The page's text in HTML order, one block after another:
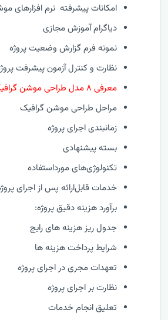
امکانات پیشرفته نرم افزارهای
دیاگرام آموزش مجازی
نمونه فرم گزارش وضعيت پروژه
نظارت و كنترل آزمون پیشرفت
معرفی ۸ مدل طراحی موشن گرافیک
مراحل طراحی موشن گرافیک
زمانبندی اجرای پروژه
بسته پیشنهادی
تکنولوژی‌های مورداستفاده
خدمات قابل‌ارائه پس از اجرای
برآورد هزینه دقیق پروژه:
جدول ریز هزینه های رایج
شرایط پرداخت هزینه ها
تعهدات مجری در اجرای پروژه
نظارت بر اجرای پروژه
تعليق انجام خدمات